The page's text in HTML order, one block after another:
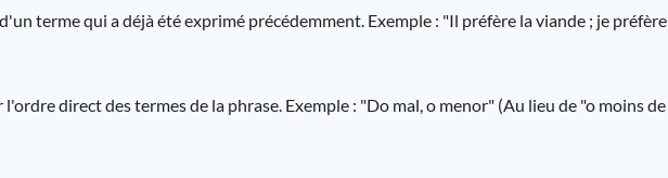
terme qui a déjà été exprimé précédemment. Exemple : "Il préfère la viande ; je préfère
direct des termes de la phrase. Exemple : "Do mal, o menor" (Au lieu de "o moins de